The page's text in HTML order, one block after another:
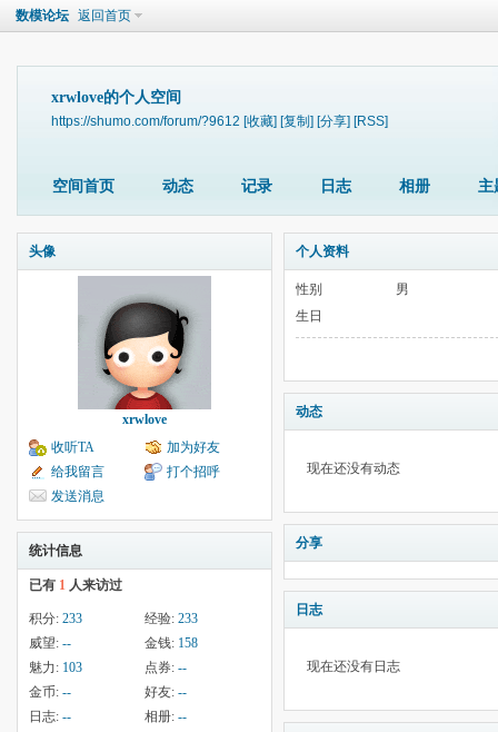
数模论坛 返回首页
xrwlove的个人空间
https://shumo.com/forum/?9612 [收藏] [复制] [分享] [RSS]
空间首页 动态 记录 日志 相册 主
头像
xrwlove
收听TA
加为好友
给我留言
打个招呼
发送消息
统计信息
已有 1 人来访过
积分: 233 经验: 233
威望: -- 金钱: 158
魅力: 103 点券: --
金币: -- 好友: --
日志: -- 相册: --
个人资料
性别
男
生日
动态
现在还没有动态
分享
日志
现在还没有日志